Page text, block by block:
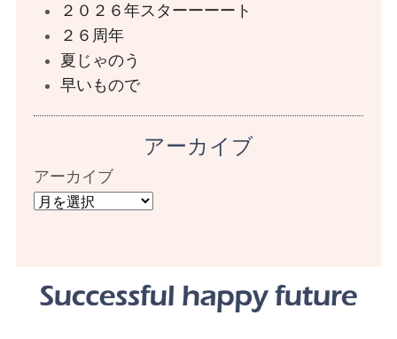
２０２６年スターーーート
２６周年
夏じゃのう
早いもので
アーカイブ
アーカイブ